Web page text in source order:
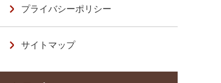
プライバシーポリシー
サイトマップ